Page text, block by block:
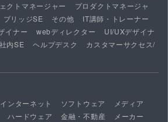
クトマネージャー
プロダクトマネージャ
ブリッジSE その他
IT講師・トレーナー
イナー webディレクター
UI/UXデザイナ
社内SE ヘルプデスク
カスタマーサクセス/
インターネット ソフトウェア
メディア
ハードウェア 金融・不動産
メーカー